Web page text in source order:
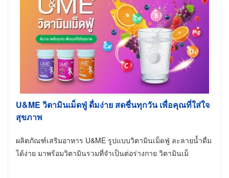
U&ME วิตามินเม็ดฟู่ ดื่มง่าย สดชื่นทุกวัน เพื่อคุณที่ใส่ใจ
สุขภาพ
ผลิตภัณฑ์เสริมอาหาร U&ME รูปแบบวิตามินเม็ดฟู่ ละลายน้ำดื่ม
ได้ง่าย มาพร้อมวิตามินรวมที่จำเป็นต่อร่างกาย วิตามินเม็